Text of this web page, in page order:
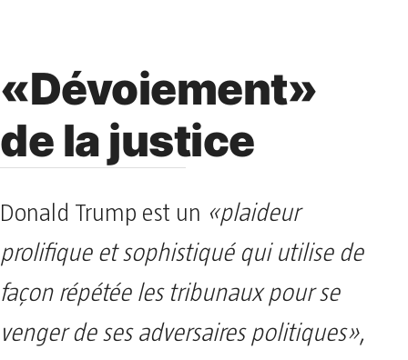
«Dévoiement»
de la justice
Donald Trump est un «plaideur
prolifique et sophistiqué qui utilise de
façon répétée les tribunaux pour se
venger de ses adversaires politiques»,